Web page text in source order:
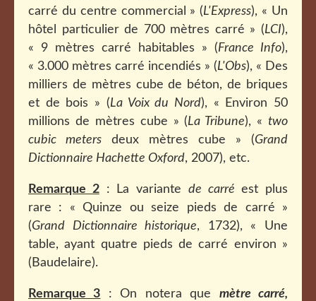
carré du centre commercial » (L'Express), « Un
hôtel particulier de 700 mètres carré » (LCI),
« 9 mètres carré habitables » (France Info),
« 3.000 mètres carré incendiés » (L'Obs), « Des
milliers de mètres cube de béton, de briques
et de bois » (La Voix du Nord), « Environ 50
millions de mètres cube » (La Tribune), « two
cubic meters deux mètres cube » (Grand
Dictionnaire Hachette Oxford, 2007), etc.
Remarque 2: La variante de carré est plus
rare : « Quinze ou seize pieds de carré »
(Grand Dictionnaire historique, 1732), « Une
table, ayant quatre pieds de carré environ »
(Baudelaire).
Remarque 3 : On notera que mètre carré,